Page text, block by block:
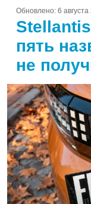
Обновлено: 6
пять
не